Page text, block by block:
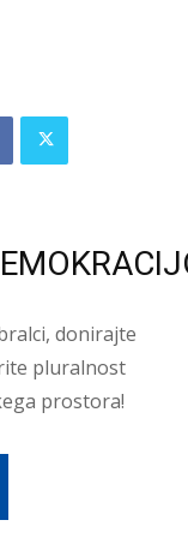
donirajte
pluralnost
prostora!